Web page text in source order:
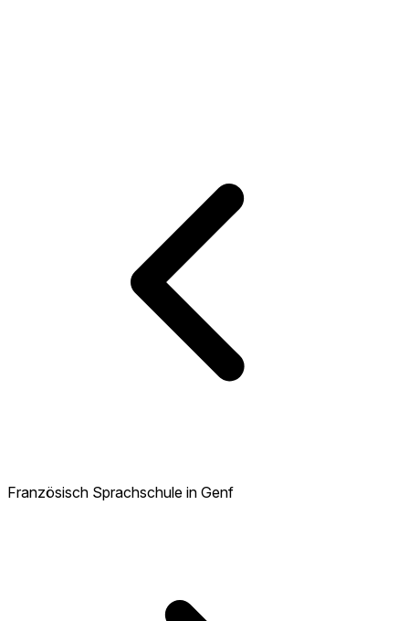
Französisch Sprachschule in Genf